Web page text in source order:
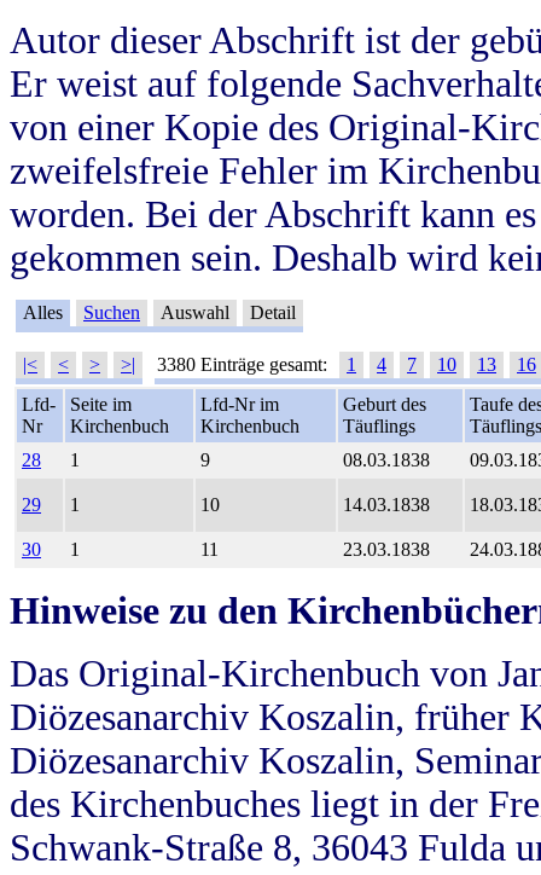
Autor dieser Abschrift ist der
Er weist auf folgende
von einer Kopie des Original-
zweifelsfreie Fehler im
worden. Bei der Abschrift kann
gekommen sein. Deshalb wird
Alles Suchen Auswahl Detail
|< < > >| 3380 Einträge gesamt: 1 4 7 10 13
16
Lfd-
Nr
Seite im
Kirchenbuch
Lfd-Nr im
Kirchenbuch
Geburt des
Täuflings
Taufe
Täuflings
28
1 9 08.03.1838
29 1 10 14.03.1838
30 1 11 23.03.1838
Hinweise zu den
Das Original-Kirchenbuch von
Diözesanarchiv Koszalin, früher
Diözesanarchiv Koszalin,
des Kirchenbuches liegt in der
Schwank-Straße 8, 36043 Fulda